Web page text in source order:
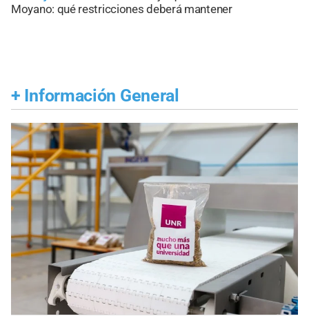
Moyano: qué restricciones deberá mantener
+ Información General